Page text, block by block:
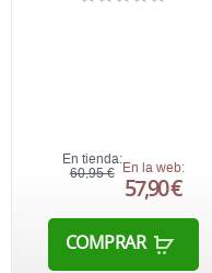
En tienda:
60,95 € En la web:
57,90 €
COMPRAR